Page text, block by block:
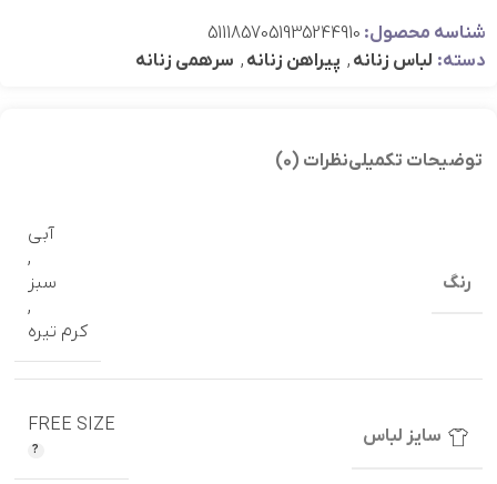
شناسه محصول: 5111857051935244910
دسته: لباس زنانه , پیراهن زنانه , سرهمی زنانه
توضیحات تکمیلینظرات (0)
رنگ
آبی
,
سبز
,
کرم تیره
سایز لباس FREE SIZE